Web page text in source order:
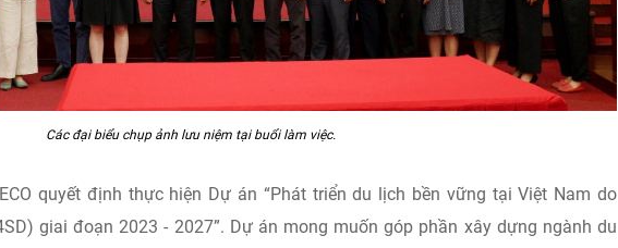
Các đại biểu chụp ảnh lưu niệm tại buổi làm việc.
quyết định thực hiện Dự án “Phát triển du lịch bền vững tại Việt Nam do
giai đoạn 2023 - 2027”. Dự án mong muốn góp phần xây dựng ngành du